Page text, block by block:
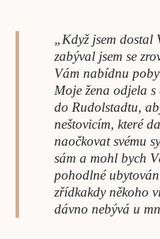
„Když jsem dostal
zabýval jsem se
Vám nabídnu
Moje žena odjela
do Rudolstadtu,
neštovicím, které
naočkovat svému
sám a mohl bych
pohodlné
zřídkakdy někoho
dávno nebývá u